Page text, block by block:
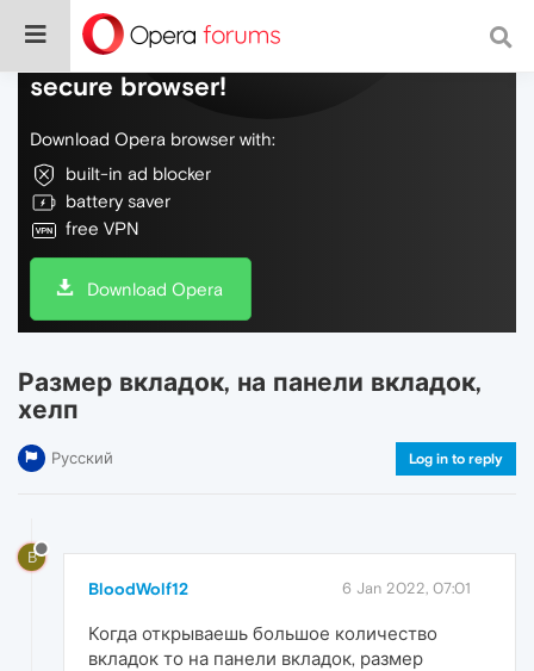
Do more on the web, with a fast and
secure browser!
Download Opera browser with:
built-in ad blocker
battery saver
free VPN
Download Opera
Размер вкладок, на панели вкладок,
хелп
Русский Log in to reply
B
BloodWolf12 6 Jan 2022, 07:01
Когда открываешь большое количество
вкладок то на панели вкладок, размер